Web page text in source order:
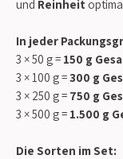
und Reinheit
In jeder
3 × 50 g = 150 g
3 × 100 g =300 g
3 × 250 g = 750 g
3 × 500 g = 1.500 g
Die Sorten im Set: